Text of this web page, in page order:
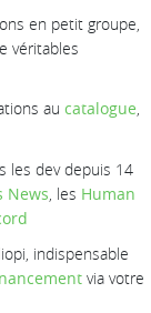
en petit groupe,
véritables
au catalogue,
les dev depuis 14
News, les Human
indispensable
via votre